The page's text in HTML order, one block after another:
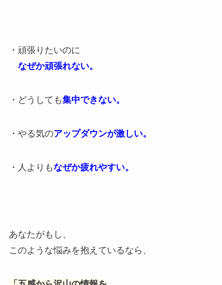
・頑張りたいのに
なぜか頑張れない。
・どうしても集中できない。
・やる気のアップダウンが激しい。
・人よりもなぜか疲れやすい。
あなたがもし、
このような悩みを抱えているなら、